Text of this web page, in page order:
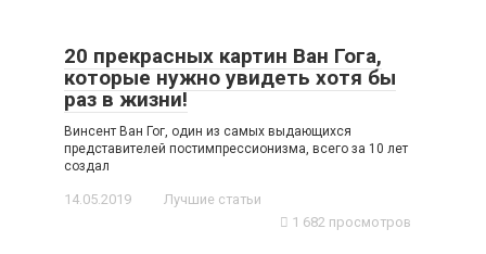
20 прекрасных картин Ван Гога,
которые нужно увидеть хотя бы
раз в жизни!
Винсент Ван Гог, один из самых выдающихся
представителей постимпрессионизма, всего за 10 лет
создал
14.05.2019
Лучшие статьи
1 682 просмотров